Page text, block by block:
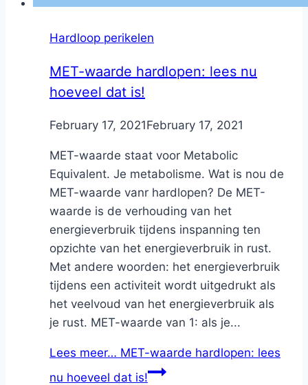
Hardloop perikelen
MET-waarde hardlopen: lees nu
hoeveel dat is!
ByNicole
February 17, 2021February 17, 2021
MET-waarde staat voor Metabolic
Equivalent. Je metabolisme. Wat is nou de
MET-waarde vanr hardlopen? De MET-
waarde is de verhouding van het
energieverbruik tijdens inspanning ten
opzichte van het energieverbruik in rust.
Met andere woorden: het energieverbruik
tijdens een activiteit wordt uitgedrukt als
het veelvoud van het energieverbruik als
je rust. MET-waarde van 1: als je...
Lees meer… MET-waarde hardlopen: lees
nu hoeveel dat is!